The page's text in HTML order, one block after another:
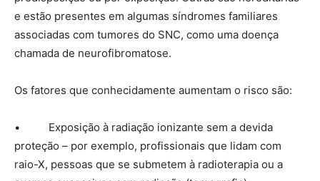
e estão presentes em algumas síndromes familiares
associadas com tumores do SNC, como uma doença
chamada de neurofibromatose.
Os fatores que conhecidamente aumentam o risco são:
• Exposição à radiação ionizante sem a devida
proteção – por exemplo, profissionais que lidam com
raio-X, pessoas que se submetem à radioterapia ou a